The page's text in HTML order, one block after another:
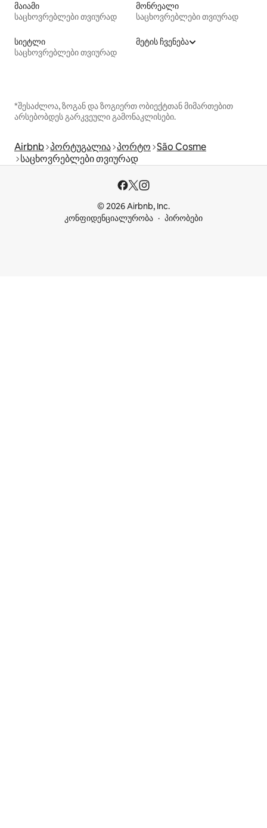
მაიამი
საცხოვრებლები თვიურად
მონრეალი
საცხოვრებლები თვიურად
სიეტლი
საცხოვრებლები თვიურად
მეტის ჩვენება
*შესაძლოა, ზოგან და ზოგიერთ ობიექტთან მიმართებით
არსებობდეს გარკვეული გამონაკლისები.
Airbnb პორტუგალია პორტო São Cosme
საცხოვრებლები თვიურად
© 2026 Airbnb, Inc.
კონფიდენციალურობა
პირობები